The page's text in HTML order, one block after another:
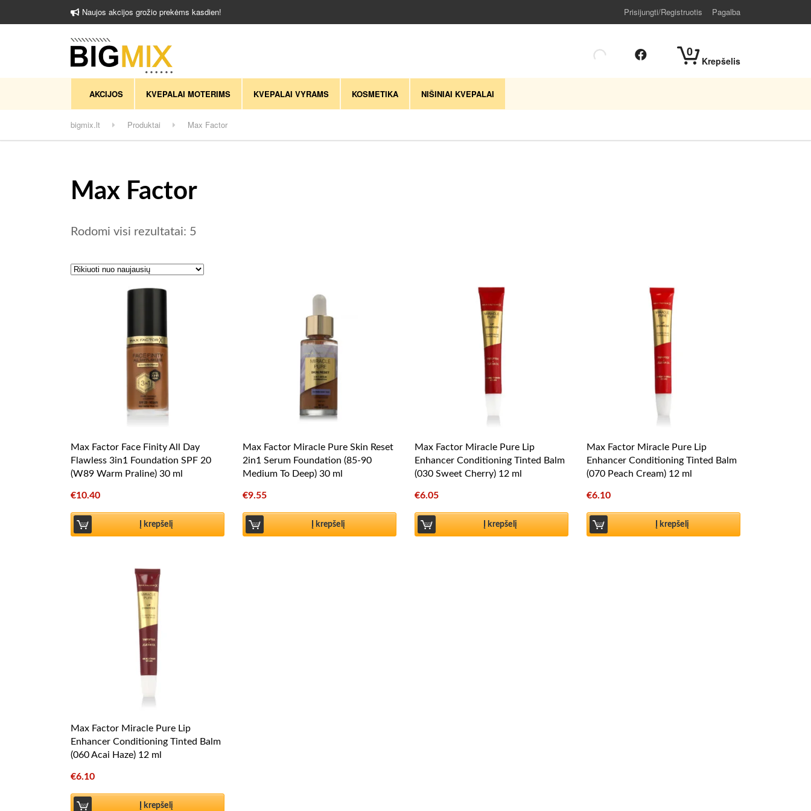
Naujos akcijos grožio prekėms kasdien! Prisijungti/Registruotis Pagalba
0
Krepšelis
AKCIJOS KVEPALAI MOTERIMS KVEPALAI VYRAMS KOSMETIKA NIŠINIAI KVEPALAI
bigmix.lt Produktai Max Factor
Max Factor
Rodomi visi rezultatai: 5
Max Factor Face Finity All Day
Flawless 3in1 Foundation SPF 20
(W89 Warm Praline) 30 ml
€10.40
Į krepšelį
Max Factor Miracle Pure Skin Reset
2in1 Serum Foundation (85-90
Medium To Deep) 30 ml
€9.55
Į krepšelį
Max Factor Miracle Pure Lip
Enhancer Conditioning Tinted Balm
(030 Sweet Cherry) 12 ml
€6.05
Į krepšelį
Max Factor Miracle Pure Lip
Enhancer Conditioning Tinted Balm
(070 Peach Cream) 12 ml
€6.10
Į krepšelį
Max Factor Miracle Pure Lip
Enhancer Conditioning Tinted Balm
(060 Acai Haze) 12 ml
€6.10
Į krepšelį